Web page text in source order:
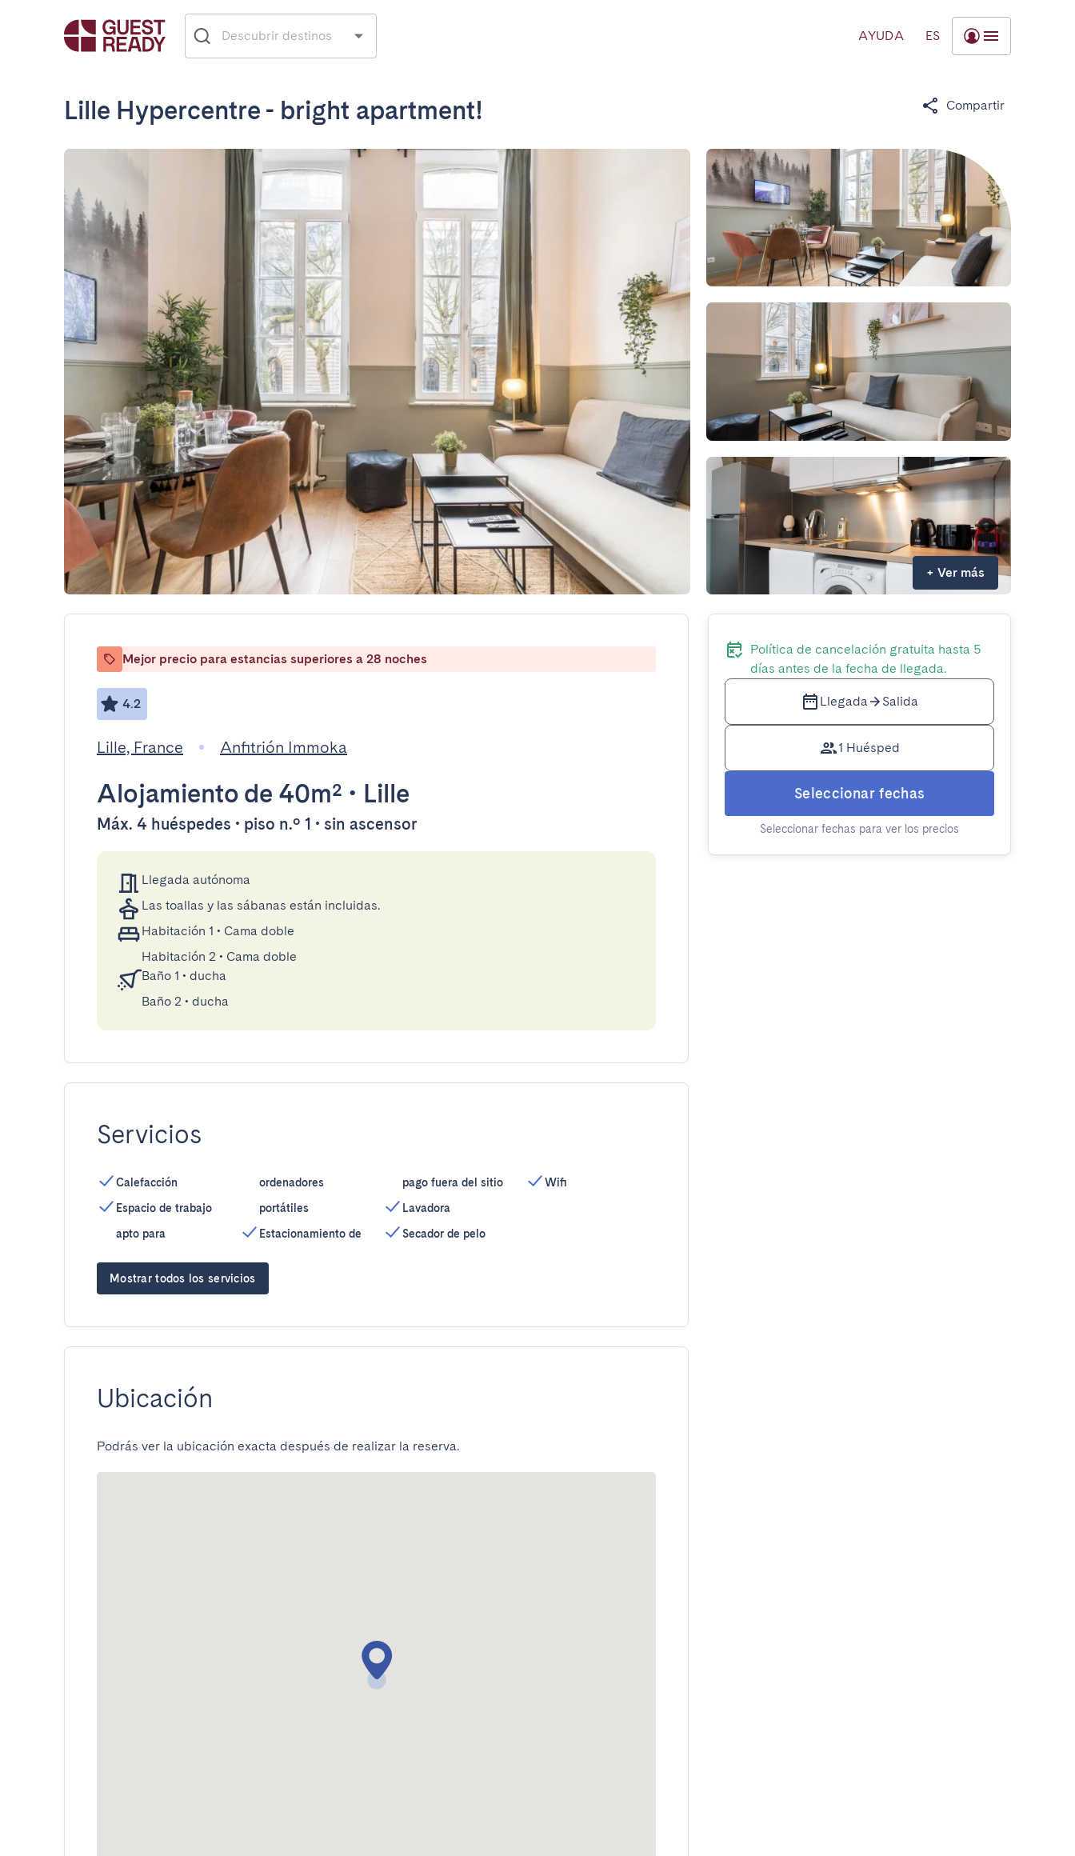
AYUDA ES
Lille Hypercentre - bright apartment! Compartir
+ Ver más
Mejor precio para estancias superiores a 28 noches
4.2
Lille, France Anfitrión Immoka
Alojamiento de 40m² • Lille
Máx. 4 huéspedes • piso n.º 1 • sin ascensor
Llegada autónoma
Las toallas y las sábanas están incluidas.
Habitación 1 • Cama doble
Habitación 2 • Cama doble
Baño 1 • ducha
Baño 2 • ducha
Servicios
Calefacción
Espacio de trabajo
apto para
ordenadores
portátiles
Estacionamiento de
pago fuera del sitio
Lavadora
Secador de pelo
Wifi
Mostrar todos los servicios
Ubicación
Podrás ver la ubicación exacta después de realizar la reserva.
Política de cancelación gratuita hasta 5
días antes de la fecha de llegada.
Llegada Salida
1 Huésped
Seleccionar fechas
Seleccionar fechas para ver los precios